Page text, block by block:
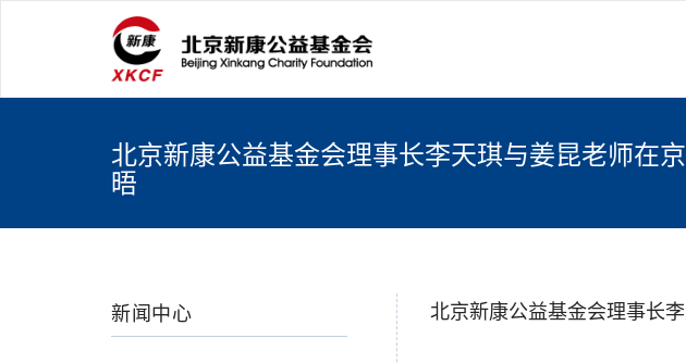
北京新康公益基金会理事长李天琪与姜昆老师在
晤
北京新康公益基金会理事长
新闻中心